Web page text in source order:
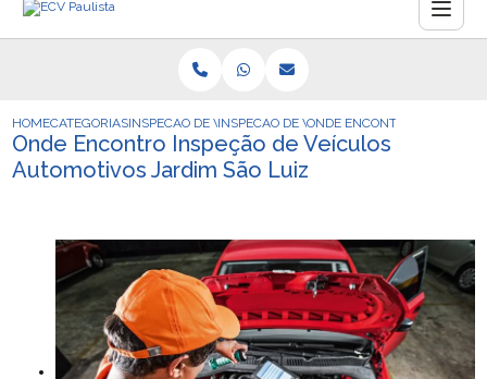
HOMECATEGORIASINSPECAO DE VEICULOSINSPECAO DE VEICULOONDE ENCONTRO
Onde Encontro Inspeção de Veículos
Automotivos Jardim São Luiz